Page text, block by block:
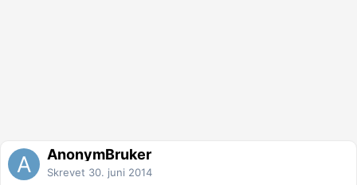
AnonymBruker
Skrevet 30. juni 2014